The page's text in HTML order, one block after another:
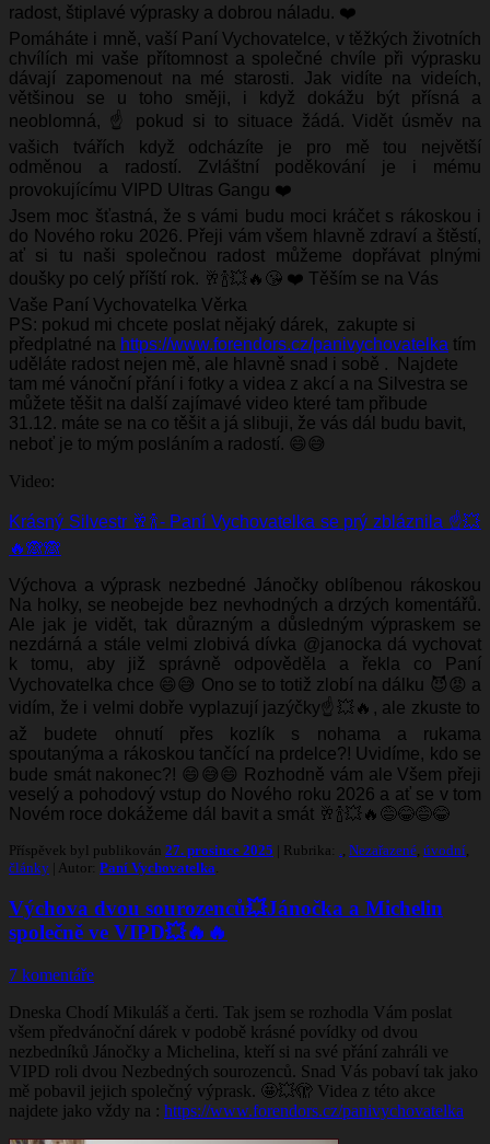
radost, štiplavé výprasky a dobrou náladu. ❤️
Pomáháte i mně, vaší Paní Vychovatelce, v těžkých životních
chvílích mi vaše přítomnost a společné chvíle při výprasku
dávají zapomenout na mé starosti. Jak vidíte na videích,
většinou se u toho směji, i když dokážu být přísná a
neoblomná, ☝️ pokud si to situace žádá. Vidět úsměv na
vašich tvářích když odcházíte je pro mě tou největší
odměnou a radostí. Zvláštní poděkování je i mému
provokujícímu VIPD Ultras Gangu ❤️
Jsem moc šťastná, že s vámi budu moci kráčet s rákoskou i
do Nového roku 2026. Přeji vám všem hlavně zdraví a štěstí,
ať si tu naši společnou radost můžeme dopřávat plnými
doušky po celý příští rok. 🥂🍾💥🔥😘 ❤️ Těším se na Vás
Vaše Paní Vychovatelka Věrka
PS: pokud mi chcete poslat nějaký dárek, zakupte si
předplatné na https://www.forendors.cz/panivychovatelka tím
uděláte radost nejen mě, ale hlavně snad i sobě . Najdete
tam mé vánoční přání i fotky a videa z akcí a na Silvestra se
můžete těšit na další zajímavé video které tam přibude
31.12. máte se na co těšit a já slibuji, že vás dál budu bavit,
neboť je to mým posláním a radostí. 😄😅
Video:
Krásný Silvestr 🥂🍾- Paní Vychovatelka se prý zbláznila ☝️💥
🔥🙈🙈
Výchova a výprask nezbedné Jánočky oblíbenou rákoskou
Na holky, se neobejde bez nevhodných a drzých komentářů.
Ale jak je vidět, tak důrazným a důsledným výpraskem se
nezdárná a stále velmi zlobivá dívka @janocka dá vychovat
k tomu, aby již správně odpověděla a řekla co Paní
Vychovatelka chce 😄😅 Ono se to totiž zlobí na dálku 😈😡 a
vidím, že i velmi dobře vyplazují jazýčky☝️💥🔥, ale zkuste to
až budete ohnutí přes kozlík s nohama a rukama
spoutanýma a rákoskou tančící na prdelce?! Uvidíme, kdo se
bude smát nakonec?! 😄😅😄 Rozhodně vám ale Všem přeji
veselý a pohodový vstup do Nového roku 2026 a ať se v tom
Novém roce dokážeme dál bavit a smát 🥂🍾💥🔥😅😂😅😂
Příspěvek byl publikován 27. prosince 2025 | Rubrika: Nezařazené úvodní
články | Autor: Paní Vychovatelka
Výchova dvou sourozenců💥Jánočka a Michelin
společně ve VIPD💥🔥🔥
7 komentáře
Dneska Chodí Mikuláš a čerti. Tak jsem se rozhodla Vám poslat
všem předvánoční dárek v podobě krásné povídky od dvou
nezbedníků Jánočky a Michelina, kteří si na své přání zahráli ve
VIPD roli dvou Nezbedných sourozenců. Snad Vás pobaví tak jako
mě pobavil jejich společný výprask. 🤩💥🫣 Videa z této akce
najdete jako vždy na : https://www.forendors.cz/panivychovatelka